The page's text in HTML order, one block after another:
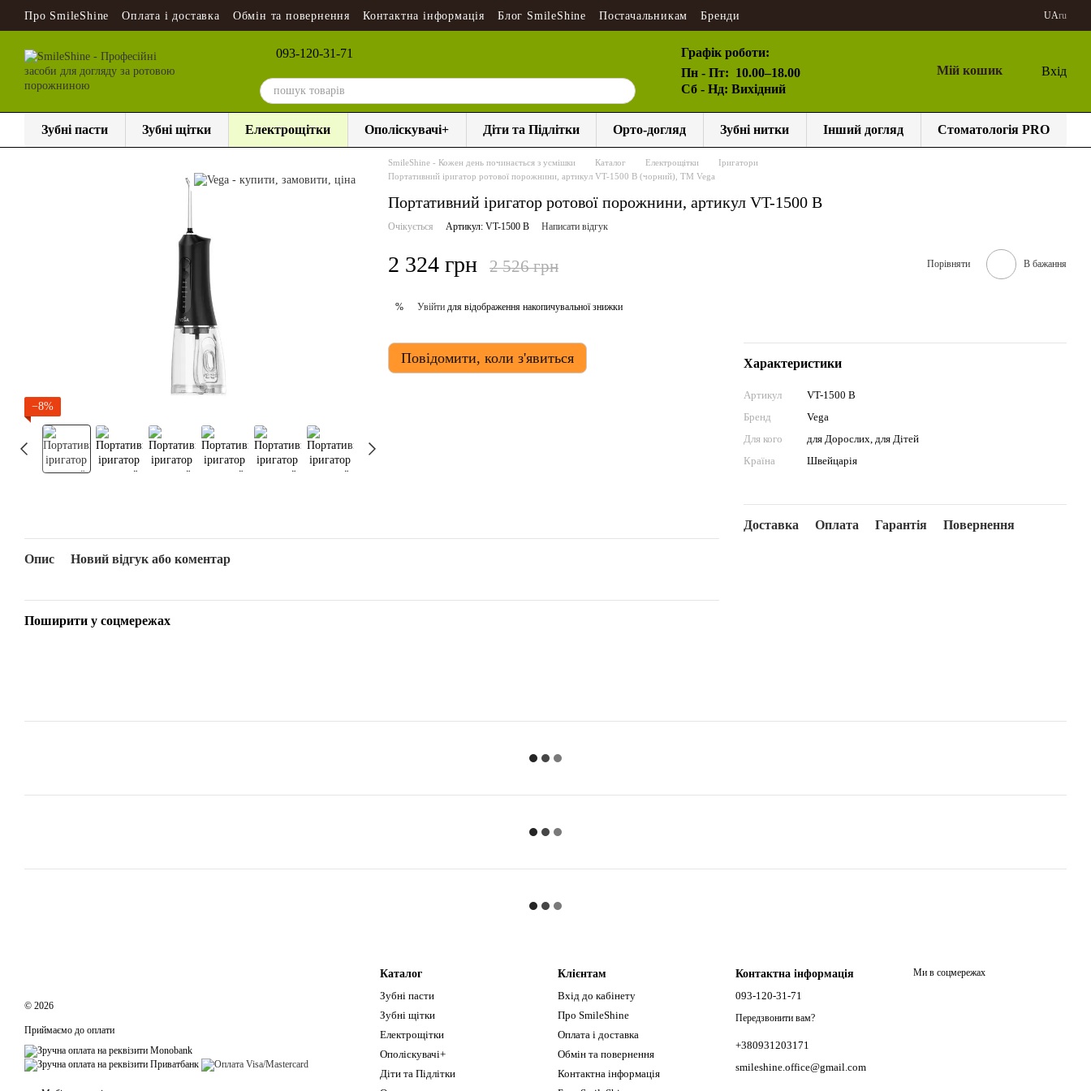
Перейти до основного контенту
Про SmileShine Оплата і доставка Обмін та повернення Контактна інформація Блог SmileShine Постачальникам Бренди UAru
093-120-31-71
Графік роботи:
Пн - Пт: 10.00–18.00
Сб - Нд: Вихідний
Мій кошик Вхід
Зубні пасти Зубні щітки Електрощітки Ополіскувачі+ Діти та Підлітки Орто-догляд Зубні нитки Інший догляд Стоматологія PRO
−8%
SmileShine - Кожен день починається з усмішки Каталог Електрощітки
Іригатори
Портативний іригатор ротової порожнини, артикул VT-1500 B (чорний), ТМ Vega
Портативний іригатор ротової порожнини, артикул VT-1500 B
Очікується Артикул: VT-1500 B Написати відгук
2 324 грн 2 526 грн Порівняти В бажання
% Увійти для відображення накопичувальної знижки
Повідомити, коли з'явиться Характеристики
Артикул
VT-1500 B
Бренд
Vega
Для кого
для Дорослих, для Дітей
Країна
Швейцарія
Доставка Оплата Гарантія Повернення
Опис Новий відгук або коментар
Поширити у соцмережах
© 2026
Приймаємо до оплати
Каталог
Зубні пасти
Зубні щітки
Електрощітки
Ополіскувачі+
Діти та Підлітки
Клієнтам
Вхід до кабінету
Про SmileShine
Оплата і доставка
Обмін та повернення
Контактна інформація
Контактна інформація
093-120-31-71
Передзвонити вам?
+380931203171
smileshine.office@gmail.com
Ми в соцмережах